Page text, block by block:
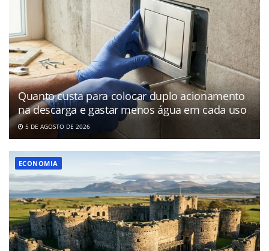
Quanto custa para colocar duplo acionamento
na descarga e gastar menos água em cada uso
5 DE AGOSTO DE 2026
ECONOMIA